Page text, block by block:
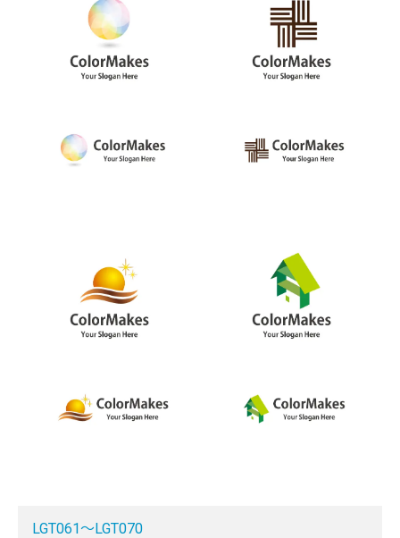
LGT061～LGT070